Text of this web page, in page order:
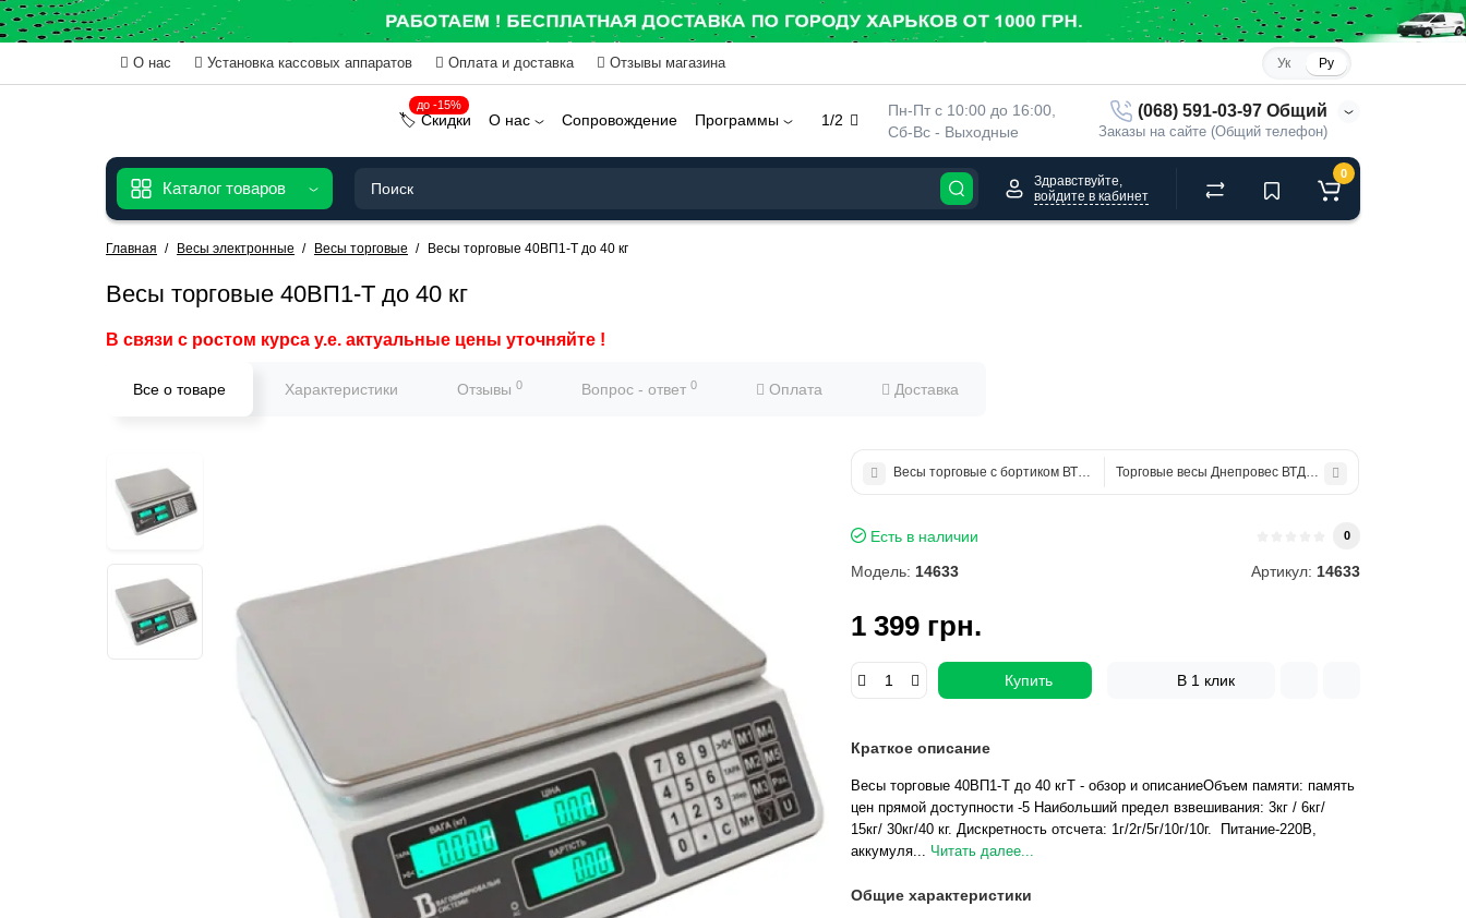
О нас Установка кассовых аппаратов Оплата и доставка Отзывы магазина Ук Ру
Пн-Пт с 10:00 до 16:00,
Сб-Вс - Выходные
(068) 591-03-97 Общий
Заказы на сайте (Общий телефон)
1/2
до -15%
🏷️ Скидки О нас Сопровождение Программы
Каталог товаров
Здравствуйте,
войдите в кабинет
0
Главная Весы электронные Весы торговые Весы торговые 40ВП1-Т до 40 кг
Весы торговые 40ВП1-Т до 40 кг
В связи с ростом курса у.е. актуальные цены уточняйте !
Все о товаре Характеристики Отзывы 0 Вопрос - ответ 0 Оплата Доставка
Весы торговые с бортиком ВТЕ-Центровес-15Т2ДВ-Н-Б с аккумулятором до 15кг
Торговые весы Днепровес ВТД-ЛД1
Есть в наличии 0
Модель: 14633 Артикул: 14633
1 399 грн.
Купить В 1 клик
Краткое описание
Весы торговые 40ВП1-Т до 40 кгТ - обзор и описаниеОбъем памяти: память
цен прямой доступности -5 Наибольший предел взвешивания: 3кг / 6кг/
15кг/ 30кг/40 кг. Дискретность отсчета: 1г/2г/5г/10г/10г. Питание-220В,
аккумуля... Читать далее...
Общие характеристики